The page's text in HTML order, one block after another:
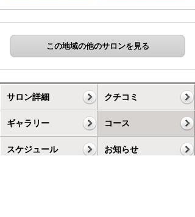
この地域の他のサロンを見る
サロン詳細 クチコミ
ギャラリー コース
スケジュール お知らせ